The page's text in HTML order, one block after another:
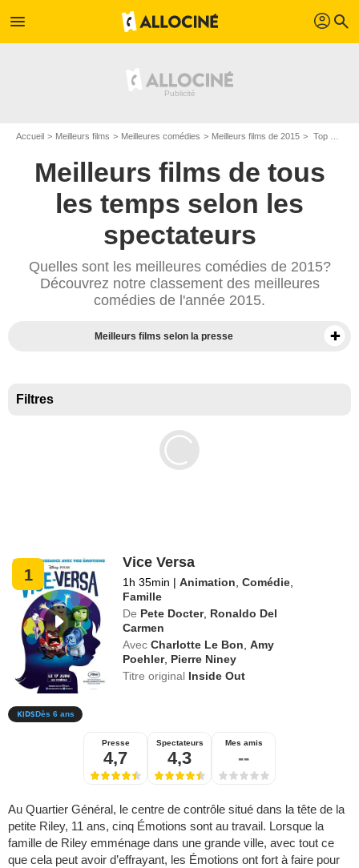
menu profil search
Accueil Meilleurs films Meilleures comédies Meilleurs films de 2015 Top comédies de 2015
Meilleurs films de tous
les temps selon les
spectateurs
Quelles sont les meilleures comédies de 2015?
Découvrez notre classement des meilleures
comédies de l'année 2015.
Meilleurs films selon la presse
Filtres
1
Vice Versa
1h 35min | Animation ,Comédie
Famille
De Pete Docter, Ronaldo Del
Carmen
Avec Charlotte Le Bon ,Amy
Poehler, Pierre Niney
Titre original Inside Out
Dès 6 ans
Presse
4,7
Spectateurs
4,3
Mes amis
--
Au Quartier Général, le centre de contrôle situé dans la tête de la
petite Riley, 11 ans, cinq Émotions sont au travail. Lorsque la
famille de Riley emménage dans une grande ville, avec tout ce
que cela peut avoir d’effrayant, les Émotions ont fort à faire pour